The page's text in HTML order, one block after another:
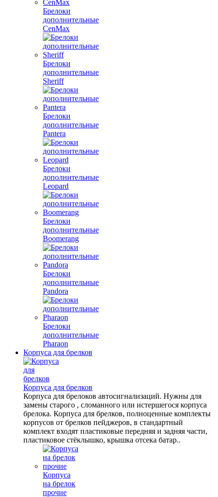
Брелоки
дополнительные
CenMax
Брелоки
дополнительные
Sheriff
Брелоки
дополнительные
Pantera
Брелоки
дополнительные
Leopard
Брелоки
дополнительные
Boomerang
Брелоки
дополнительные
Pandora
Брелоки
дополнительные
Pharaon
Корпуса для брелков
Корпуса для брелков
Корпуса для брелоков автосигнализаций. Нужны для
замены старого , сломанного или истершегося корпуса
брелока. Корпуса для брелков, полноценные комплекты
корпусов от брелков пейджеров, в стандартный
комплект входят пластиковые передняя и задняя части,
пластиковое стёклышко, крышка отсека батар..
Корпуса
на брелок
прочие